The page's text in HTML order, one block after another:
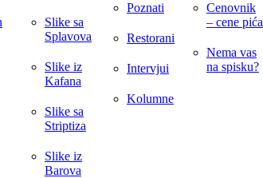
Slike sa
Splavova
Slike iz
Kafana
Slike sa
Striptiza
Slike iz
Barova
Poznati
Restorani
Intervjui
Kolumne
Cenovnik
– cene pića
Nema vas
na spisku?